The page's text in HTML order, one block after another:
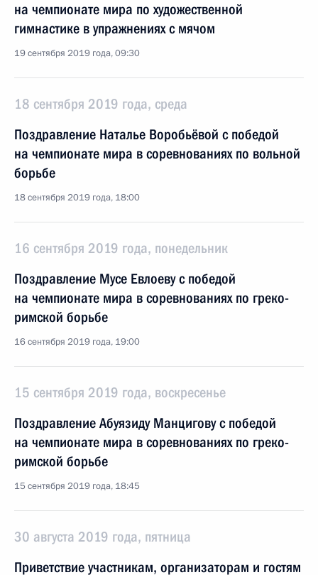
на чемпионате мира по художественной
гимнастике в упражнениях с мячом
19 сентября 2019 года, 09:30
18 сентября 2019 года, среда
Поздравление Наталье Воробьёвой с победой
на чемпионате мира в соревнованиях по вольной
борьбе
18 сентября 2019 года, 18:00
16 сентября 2019 года, понедельник
Поздравление Мусе Евлоеву с победой
на чемпионате мира в соревнованиях по греко-
римской борьбе
16 сентября 2019 года, 19:00
15 сентября 2019 года, воскресенье
Поздравление Абуязиду Манцигову с победой
на чемпионате мира в соревнованиях по греко-
римской борьбе
15 сентября 2019 года, 18:45
30 августа 2019 года, пятница
Приветствие участникам, организаторам и гостям